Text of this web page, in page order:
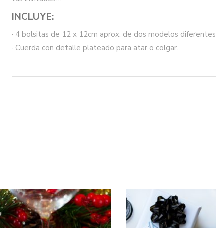
INCLUYE:
· 4 bolsitas de 12 x 12cm aprox. de dos modelos diferentes
· Cuerda con detalle plateado para atar o colgar.